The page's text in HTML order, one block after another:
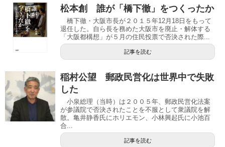
松本創 誰が「橋下徹」をつくったか
橋下徹・大阪市長が２０１５年12月18日をもって
退任した。自ら長を務めた大阪市を廃止・解体する
「大阪都構想」が５月の住民投票で否決された際...
記事を読む
稲村公望 郵政民営化は世界中で失敗
した
小泉総理（当時）は２００５年、郵政民営化法案
が参議院で否決されたことを不服として衆議院を解
散。亀井静香氏にホリエモン、小林興起氏に小池百
合...
記事を読む